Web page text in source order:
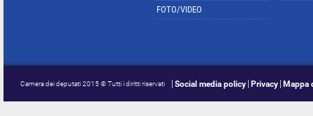
FOTO/VIDEO
Camera dei deputati 2015 © Tutti i diritti riservati Social media policy Privacy Mappa